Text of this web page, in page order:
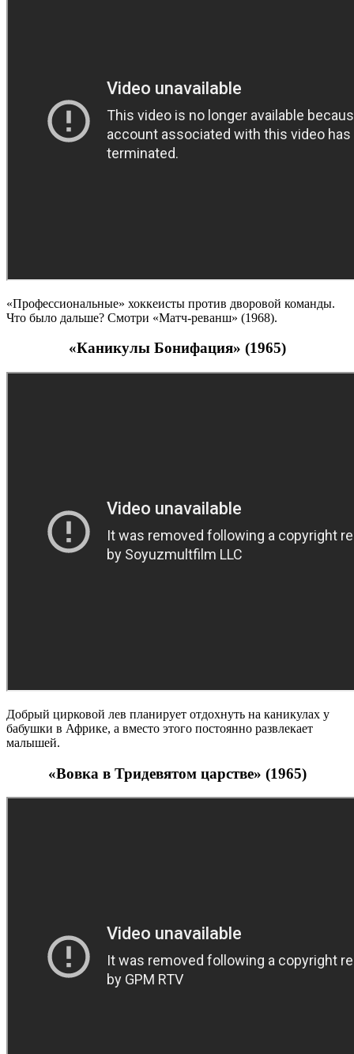
«Профессиональные» хоккеисты против дворовой команды.
Что было дальше? Смотри «Матч-реванш» (1968).
«Каникулы Бонифация» (1965)
Добрый цирковой лев планирует отдохнуть на каникулах у
бабушки в Африке, а вместо этого постоянно развлекает
малышей.
«Вовка в Тридевятом царстве» (1965)